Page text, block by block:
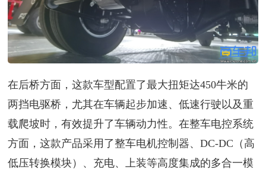
在后桥方面，这款车型配置了最大扭矩达450牛米的
两挡电驱桥，尤其在车辆起步加速、低速行驶以及重
载爬坡时，有效提升了车辆动力性。在整车电控系统
方面，这款产品采用了整车电机控制器、DC-DC（高
低压转换模块）、充电、上装等高度集成的多合一模